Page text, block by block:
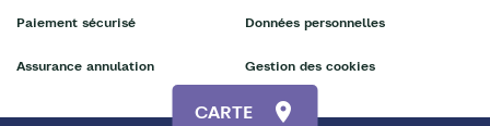
CARTE
Paiement sécurisé
Assurance annulation
Données personnelles
Gestion des cookies